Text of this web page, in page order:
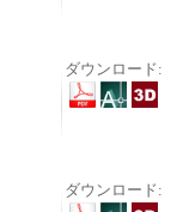
ダウンロード:
ダウンロード: